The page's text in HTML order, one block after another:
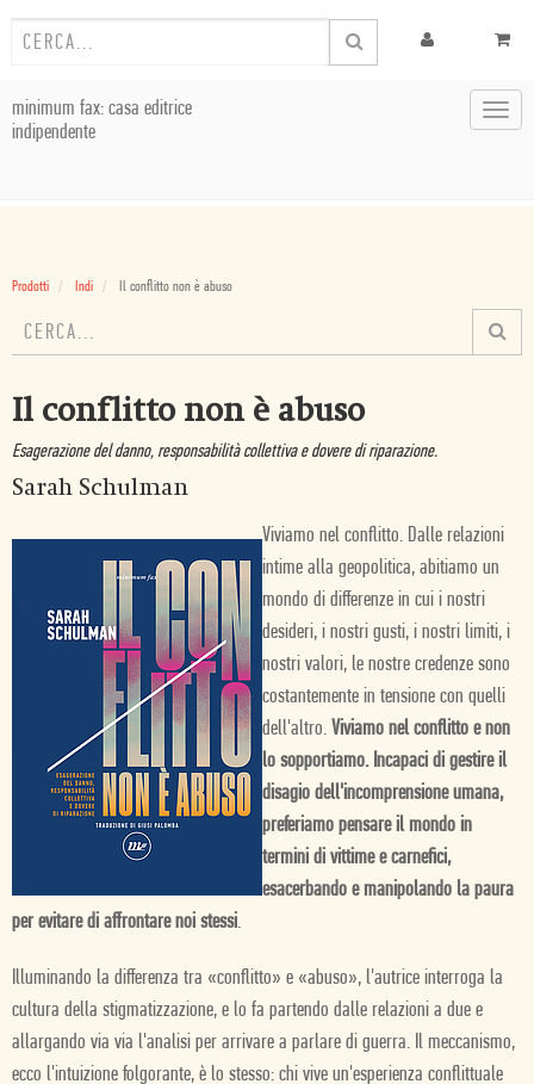
minimum fax: casa editrice
indipendente
Prodotti Indi Il conflitto non è abuso
Il conflitto non è abuso
Esagerazione del danno, responsabilità collettiva e dovere di riparazione.
Sarah Schulman
Viviamo nel conflitto. Dalle relazioni
intime alla geopolitica, abitiamo un
mondo di differenze in cui i nostri
desideri, i nostri gusti, i nostri limiti, i
nostri valori, le nostre credenze sono
costantemente in tensione con quelli
dell'altro. Viviamo nel conflitto e non
lo sopportiamo. Incapaci di gestire il
disagio dell'incomprensione umana,
preferiamo pensare il mondo in
termini di vittime e carnefici,
esacerbando e manipolando la paura
per evitare di affrontare noi stessi.
Illuminando la differenza tra «conflitto» e «abuso», l'autrice interroga la
cultura della stigmatizzazione, e lo fa partendo dalle relazioni a due e
allargando via via l'analisi per arrivare a parlare di guerra. Il meccanismo,
ecco l'intuizione folgorante, è lo stesso: chi vive un'esperienza conflittuale